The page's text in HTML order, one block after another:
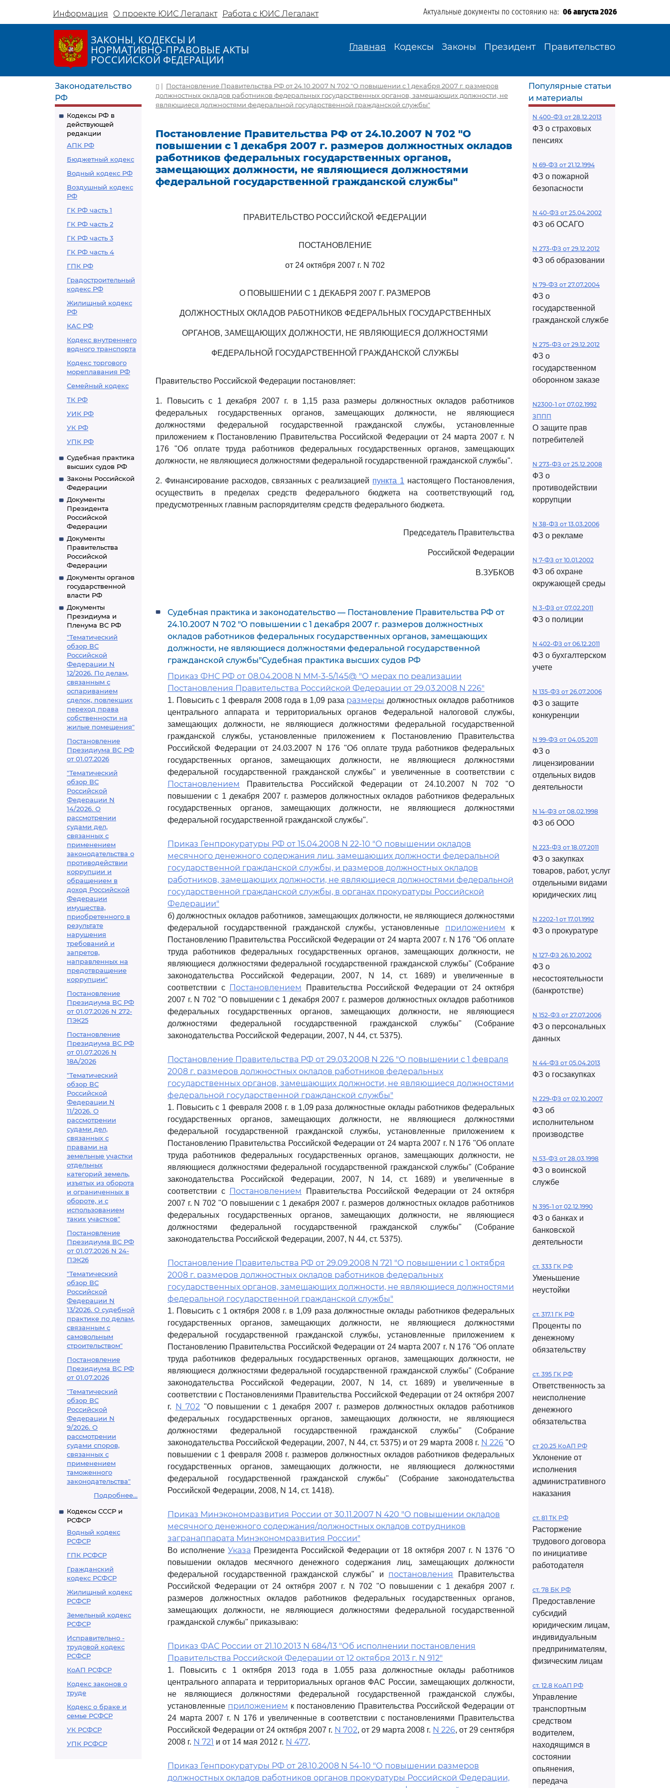
Информация О проекте ЮИС Легалакт Работа с ЮИС Легалакт Актуальные документы по состоянию на: 06 августа 2026
ЗАКОНЫ, КОДЕКСЫ И
НОРМАТИВНО-ПРАВОВЫЕ АКТЫ
РОССИЙСКОЙ ФЕДЕРАЦИИ
Главная Кодексы Законы Президент Правительство
Законодательство
РФ
Кодексы РФ в
действующей
редакции
АПК РФ
Бюджетный кодекс
Водный кодекс РФ
Воздушный кодекс
РФ
ГК РФ часть 1
ГК РФ часть 2
ГК РФ часть 3
ГК РФ часть 4
ГПК РФ
Градостроительный
кодекс РФ
Жилищный кодекс
РФ
КАС РФ
Кодекс внутреннего
водного транспорта
Кодекс торгового
мореплавания РФ
Семейный кодекс
ТК РФ
УИК РФ
УК РФ
УПК РФ
Судебная практика
высших судов РФ
Законы Российской
Федерации
Документы
Президента
Российской
Федерации
Документы
Правительства
Российской
Федерации
Документы органов
государственной
власти РФ
Документы
Президиума и
Пленума ВС РФ
"Тематический
обзор ВС
Российской
Федерации N
12/2026. По делам,
связанным с
оспариванием
сделок, повлекших
переход права
собственности на
жилые помещения"
Постановление
Президиума ВС РФ
от 01.07.2026
"Тематический
обзор ВС
Российской
Федерации N
14/2026. О
рассмотрении
судами дел,
связанных с
применением
законодательства о
противодействии
коррупции и
обращением в
доход Российской
Федерации
имущества,
приобретенного в
результате
нарушения
требований и
запретов,
направленных на
предотвращение
коррупции"
Постановление
Президиума ВС РФ
от 01.07.2026 N 272-
ПЭК25
Постановление
Президиума ВС РФ
от 01.07.2026 N
18А/2026
"Тематический
обзор ВС
Российской
Федерации N
11/2026. О
рассмотрении
судами дел,
связанных с
правами на
земельные участки
отдельных
категорий земель,
изъятых из оборота
и ограниченных в
обороте, и с
использованием
таких участков"
Постановление
Президиума ВС РФ
от 01.07.2026 N 24-
ПЭК26
"Тематический
обзор ВС
Российской
Федерации N
13/2026. О судебной
практике по делам,
связанным с
самовольным
строительством"
Постановление
Президиума ВС РФ
от 01.07.2026
"Тематический
обзор ВС
Российской
Федерации N
9/2026. О
рассмотрении
судами споров,
связанных с
применением
таможенного
законодательства"
Подробнее...
Кодексы СССР и
РСФСР
Водный кодекс
РСФСР
ГПК РСФСР
Гражданский
кодекс РСФСР
Жилищный кодекс
РСФСР
Земельный кодекс
РСФСР
Исправительно -
трудовой кодекс
РСФСР
КоАП РСФСР
Кодекс законов о
труде
Кодекс о браке и
семье РСФСР
УК РСФСР
УПК РСФСР
| Постановление Правительства РФ от 24.10.2007 N 702 "О повышении с 1 декабря 2007 г. размеров
должностных окладов работников федеральных государственных органов, замещающих должности, не
являющиеся должностями федеральной государственной гражданской службы"
Постановление Правительства РФ от 24.10.2007 N 702 "О
повышении с 1 декабря 2007 г. размеров должностных окладов
работников федеральных государственных органов,
замещающих должности, не являющиеся должностями
федеральной государственной гражданской службы"
ПРАВИТЕЛЬСТВО РОССИЙСКОЙ ФЕДЕРАЦИИ
ПОСТАНОВЛЕНИЕ
от 24 октября 2007 г. N 702
О ПОВЫШЕНИИ С 1 ДЕКАБРЯ 2007 Г. РАЗМЕРОВ
ДОЛЖНОСТНЫХ ОКЛАДОВ РАБОТНИКОВ ФЕДЕРАЛЬНЫХ ГОСУДАРСТВЕННЫХ
ОРГАНОВ, ЗАМЕЩАЮЩИХ ДОЛЖНОСТИ, НЕ ЯВЛЯЮЩИЕСЯ ДОЛЖНОСТЯМИ
ФЕДЕРАЛЬНОЙ ГОСУДАРСТВЕННОЙ ГРАЖДАНСКОЙ СЛУЖБЫ
Правительство Российской Федерации постановляет:
1. Повысить с 1 декабря 2007 г. в 1,15 раза размеры должностных окладов работников
федеральных государственных органов, замещающих должности, не являющиеся
должностями федеральной государственной гражданской службы, установленные
приложением к Постановлению Правительства Российской Федерации от 24 марта 2007 г. N
176 "Об оплате труда работников федеральных государственных органов, замещающих
должности, не являющиеся должностями федеральной государственной гражданской службы".
2. Финансирование расходов, связанных с реализацией пункта 1 настоящего Постановления,
осуществить в пределах средств федерального бюджета на соответствующий год,
предусмотренных главным распорядителям средств федерального бюджета.
Председатель Правительства
Российской Федерации
В.ЗУБКОВ
Судебная практика и законодательство — Постановление Правительства РФ от
24.10.2007 N 702 "О повышении с 1 декабря 2007 г. размеров должностных
окладов работников федеральных государственных органов, замещающих
должности, не являющиеся должностями федеральной государственной
гражданской службы"Судебная практика высших судов РФ
Приказ ФНС РФ от 08.04.2008 N ММ-3-5/145@ "О мерах по реализации
Постановления Правительства Российской Федерации от 29.03.2008 N 226"
1. Повысить с 1 февраля 2008 года в 1,09 раза размеры должностных окладов работников
центрального аппарата и территориальных органов Федеральной налоговой службы,
замещающих должности, не являющиеся должностями федеральной государственной
гражданской службы, установленные приложением к Постановлению Правительства
Российской Федерации от 24.03.2007 N 176 "Об оплате труда работников федеральных
государственных органов, замещающих должности, не являющиеся должностями
федеральной государственной гражданской службы" и увеличенные в соответствии с
Постановлением
Правительства Российской Федерации от 24.10.2007 N 702 "О
повышении с 1 декабря 2007 г. размеров должностных окладов работников федеральных
государственных органов, замещающих должности, не являющиеся должностями
федеральной государственной гражданской службы".
Приказ Генпрокуратуры РФ от 15.04.2008 N 22-10 "О повышении окладов
месячного денежного содержания лиц, замещающих должности федеральной
государственной гражданской службы, и размеров должностных окладов
работников, замещающих должности, не являющиеся должностями федеральной
государственной гражданской службы, в органах прокуратуры Российской
Федерации"
б) должностных окладов работников, замещающих должности, не являющиеся должностями
федеральной государственной гражданской службы, установленные приложением к
Постановлению Правительства Российской Федерации от 24 марта 2007 г. N 176 "Об оплате
труда работников федеральных государственных органов, замещающих должности, не
являющиеся должностями федеральной государственной гражданской службы" (Собрание
законодательства Российской Федерации, 2007, N 14, ст. 1689) и увеличенные в
соответствии с Постановлением
Правительства Российской Федерации от 24 октября
2007 г. N 702 "О повышении с 1 декабря 2007 г. размеров должностных окладов работников
федеральных государственных органов, замещающих должности, не являющиеся
должностями федеральной государственной гражданской службы" (Собрание
законодательства Российской Федерации, 2007, N 44, ст. 5375).
Постановление Правительства РФ от 29.03.2008 N 226 "О повышении с 1 февраля
2008 г. размеров должностных окладов работников федеральных
государственных органов, замещающих должности, не являющиеся должностями
федеральной государственной гражданской службы"
1. Повысить с 1 февраля 2008 г. в 1,09 раза должностные оклады работников федеральных
государственных органов, замещающих должности, не являющиеся должностями
федеральной государственной гражданской службы, установленные приложением к
Постановлению Правительства Российской Федерации от 24 марта 2007 г. N 176 "Об оплате
труда работников федеральных государственных органов, замещающих должности, не
являющиеся должностями федеральной государственной гражданской службы" (Собрание
законодательства Российской Федерации, 2007, N 14, ст. 1689) и увеличенные в
соответствии с Постановлением
Правительства Российской Федерации от 24 октября
2007 г. N 702 "О повышении с 1 декабря 2007 г. размеров должностных окладов работников
федеральных государственных органов, замещающих должности, не являющиеся
должностями федеральной государственной гражданской службы" (Собрание
законодательства Российской Федерации, 2007, N 44, ст. 5375).
Постановление Правительства РФ от 29.09.2008 N 721 "О повышении с 1 октября
2008 г. размеров должностных окладов работников федеральных
государственных органов, замещающих должности, не являющиеся должностями
федеральной государственной гражданской службы"
1. Повысить с 1 октября 2008 г. в 1,09 раза должностные оклады работников федеральных
государственных органов, замещающих должности, не являющиеся должностями
федеральной государственной гражданской службы, установленные приложением к
Постановлению Правительства Российской Федерации от 24 марта 2007 г. N 176 "Об оплате
труда работников федеральных государственных органов, замещающих должности, не
являющиеся должностями федеральной государственной гражданской службы" (Собрание
законодательства Российской Федерации, 2007, N 14, ст. 1689) и увеличенные в
соответствии с Постановлениями Правительства Российской Федерации от 24 октября 2007
г. N 702 "О повышении с 1 декабря 2007 г. размеров должностных окладов работников
федеральных государственных органов, замещающих должности, не являющиеся
должностями федеральной государственной гражданской службы" (Собрание
законодательства Российской Федерации, 2007, N 44, ст. 5375) и от 29 марта 2008 г. N 226"О
повышении с 1 февраля 2008 г. размеров должностных окладов работников федеральных
государственных органов, замещающих должности, не являющиеся должностями
федеральной государственной гражданской службы" (Собрание законодательства
Российской Федерации, 2008, N 14, ст. 1418).
Приказ Минэкономразвития России от 30.11.2007 N 420 "О повышении окладов
месячного денежного содержания/должностных окладов сотрудников
загранаппарата Минэкономразвития России"
Во исполнениеУказа Президента Российской Федерации от 18 октября 2007 г. N 1376 "О
повышении окладов месячного денежного содержания лиц, замещающих должности
федеральной государственной гражданской службы" и постановления
Правительства
Российской Федерации от 24 октября 2007 г. N 702 "О повышении с 1 декабря 2007 г.
размеров должностных окладов работников федеральных государственных органов,
замещающих должности, не являющиеся должностями федеральной государственной
гражданской службы" приказываю:
Приказ ФАС России от 21.10.2013 N 684/13 "Об исполнении постановления
Правительства Российской Федерации от 12 октября 2013 г. N 912"
1. Повысить с 1 октября 2013 года в 1.055 раза должностные оклады работников
центрального аппарата и территориальных органов ФАС России, замещающих должности,
не являющиеся должностями федеральной государственной гражданской службы,
установленные приложением к постановлению Правительства Российской Федерации от
24 марта 2007 г. N 176 и увеличенные в соответствии с постановлениями Правительства
Российской Федерации от 24 октября 2007 г. N 702, от 29 марта 2008 г. N 226, от 29 сентября
2008 г. N 721 и от 14 мая 2012 г. N 477.
Приказ Генпрокуратуры РФ от 28.10.2008 N 54-10 "О повышении размеров
должностных окладов работников органов прокуратуры Российской Федерации,
Популярные статьи
и материалы
N 400-ФЗ от 28.12.2013
ФЗ о страховых
пенсиях
N 69-ФЗ от 21.12.1994
ФЗ о пожарной
безопасности
N 40-ФЗ от 25.04.2002
ФЗ об ОСАГО
N 273-ФЗ от 29.12.2012
ФЗ об образовании
N 79-ФЗ от 27.07.2004
ФЗ о
государственной
гражданской службе
N 275-ФЗ от 29.12.2012
ФЗ о
государственном
оборонном заказе
N2300-1 от 07.02.1992
ЗППП
О защите прав
потребителей
N 273-ФЗ от 25.12.2008
ФЗ о
противодействии
коррупции
N 38-ФЗ от 13.03.2006
ФЗ о рекламе
N 7-ФЗ от 10.01.2002
ФЗ об охране
окружающей среды
N 3-ФЗ от 07.02.2011
ФЗ о полиции
N 402-ФЗ от 06.12.2011
ФЗ о бухгалтерском
учете
N 135-ФЗ от 26.07.2006
ФЗ о защите
конкуренции
N 99-ФЗ от 04.05.2011
ФЗ о
лицензировании
отдельных видов
деятельности
N 14-ФЗ от 08.02.1998
ФЗ об ООО
N 223-ФЗ от 18.07.2011
ФЗ о закупках
товаров, работ, услуг
отдельными видами
юридических лиц
N 2202-1 от 17.01.1992
ФЗ о прокуратуре
N 127-ФЗ 26.10.2002
ФЗ о
несостоятельности
(банкротстве)
N 152-ФЗ от 27.07.2006
ФЗ о персональных
данных
N 44-ФЗ от 05.04.2013
ФЗ о госзакупках
N 229-ФЗ от 02.10.2007
ФЗ об
исполнительном
производстве
N 53-ФЗ от 28.03.1998
ФЗ о воинской
службе
N 395-1 от 02.12.1990
ФЗ о банках и
банковской
деятельности
ст. 333 ГК РФ
Уменьшение
неустойки
ст. 317.1 ГК РФ
Проценты по
денежному
обязательству
ст. 395 ГК РФ
Ответственность за
неисполнение
денежного
обязательства
ст 20.25 КоАП РФ
Уклонение от
исполнения
административного
наказания
ст. 81 ТК РФ
Расторжение
трудового договора
по инициативе
работодателя
ст. 78 БК РФ
Предоставление
субсидий
юридическим лицам,
индивидуальным
предпринимателям,
физическим лицам
ст. 12.8 КоАП РФ
Управление
транспортным
средством
водителем,
находящимся в
состоянии
опьянения,
передача